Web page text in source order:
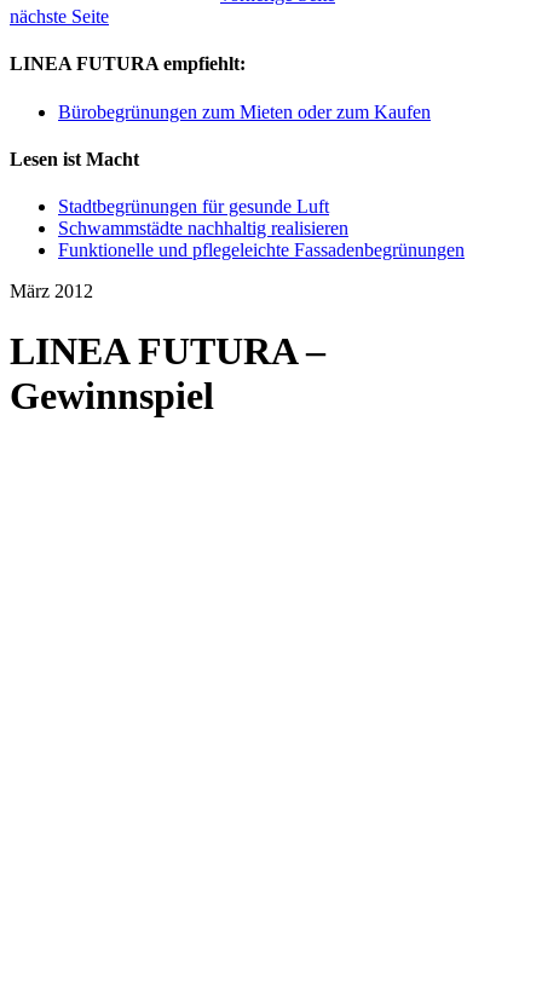
nächste Seite
LINEA FUTURA empfiehlt:
Bürobegrünungen zum Mieten oder zum Kaufen
Lesen ist Macht
Stadtbegrünungen für gesunde Luft
Schwammstädte nachhaltig realisieren
Funktionelle und pflegeleichte Fassadenbegrünungen
März 2012
LINEA FUTURA –
Gewinnspiel